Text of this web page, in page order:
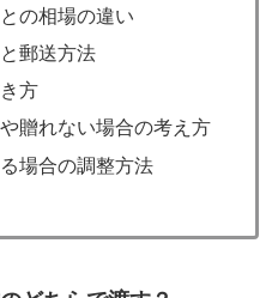
の相場の違い
郵送方法
方
贈れない場合の考え方
場合の調整方法